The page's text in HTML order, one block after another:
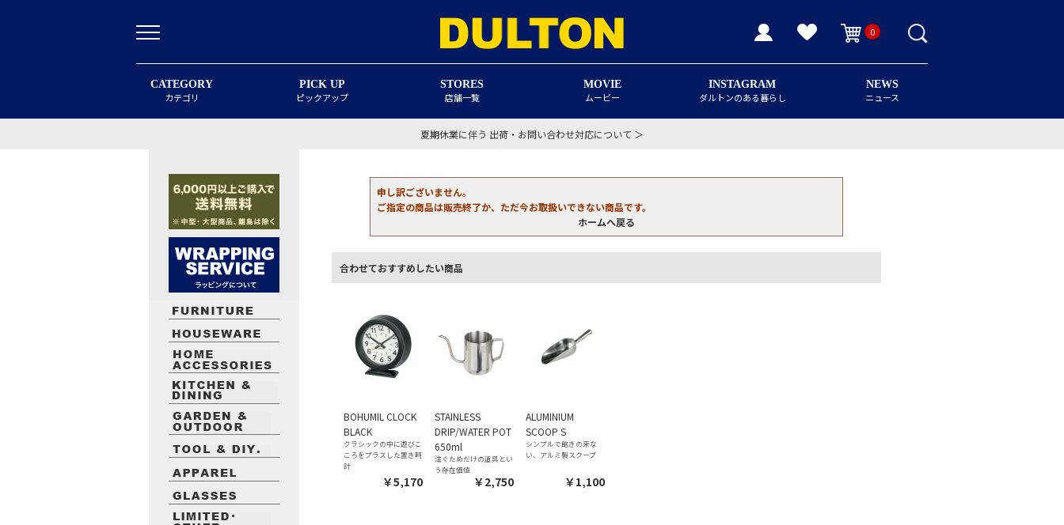
0
CATEGORY
カテゴリ
PICK UP
ピックアップ
STORES
店舗一覧
MOVIE
ムービー
INSTAGRAM
ダルトンのある暮らし
NEWS
ニュース
夏期休業に伴う 出荷・お問い合わせ対応について ＞
申し訳ございません。
ご指定の商品は販売終了か、ただ今お取扱いできない商品です。
ホームへ戻る
合わせておすすめしたい商品
BOHUMIL CLOCK
BLACK
クラシックの中に遊びこ
ころをプラスした置き時
計
￥5,170
STAINLESS
DRIP/WATER POT
650ml
注ぐためだけの道具とい
う存在価値
￥2,750
ALUMINIUM
SCOOP S
シンプルで飽きの来な
い、アルミ製スクープ
￥1,100